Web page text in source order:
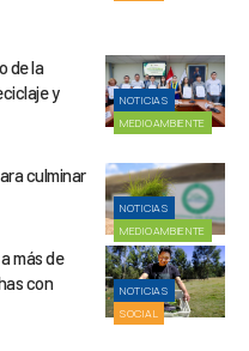
NOTICIAS
MEDIOAMBIENTE
de la
y
NOTICIAS
MEDIOAMBIENTE
culminar
NOTICIAS
SOCIAL
más de
con